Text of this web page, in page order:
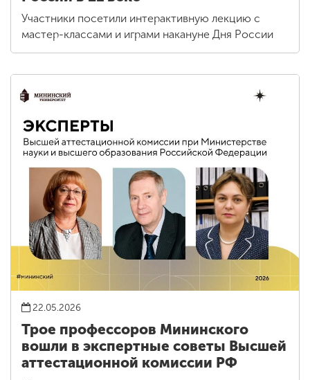
Участники посетили интерактивную лекцию с
мастер-классами и играми накануне Дня России
22.05.2026
Трое профессоров Мининского
вошли в экспертные советы Высшей
аттестационной комиссии РФ